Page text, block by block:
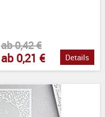
ab 0,42 €
ab 0,21 € Details